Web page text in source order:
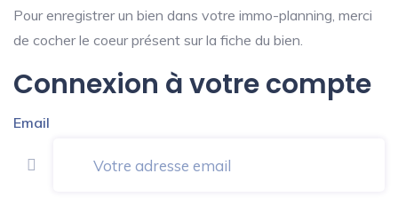
Pour enregistrer un bien dans votre immo-planning, merci
de cocher le coeur présent sur la fiche du bien.
Connexion à votre compte
Email